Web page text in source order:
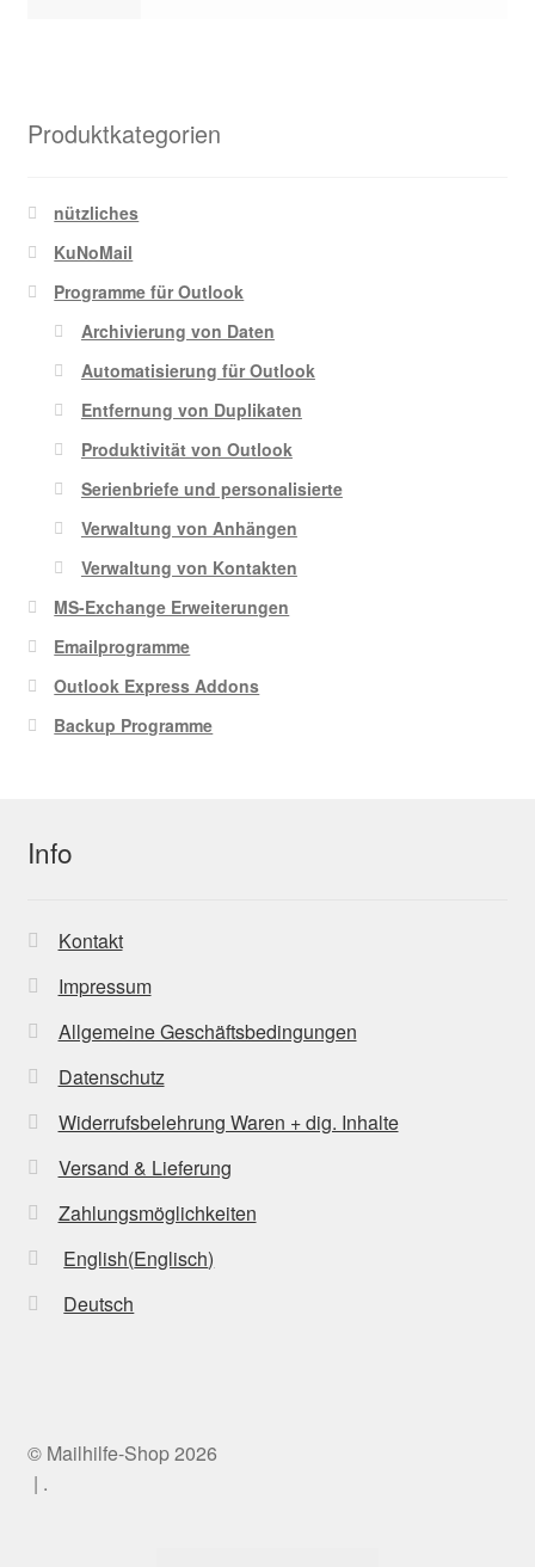
Produktkategorien
nützliches
KuNoMail
Programme für Outlook
Archivierung von Daten
Automatisierung für Outlook
Entfernung von Duplikaten
Produktivität von Outlook
Serienbriefe und personalisierte
Verwaltung von Anhängen
Verwaltung von Kontakten
MS-Exchange Erweiterungen
Emailprogramme
Outlook Express Addons
Backup Programme
Info
Kontakt
Impressum
Allgemeine Geschäftsbedingungen
Datenschutz
Widerrufsbelehrung Waren + dig. Inhalte
Versand & Lieferung
Zahlungsmöglichkeiten
English(Englisch)
Deutsch
© Mailhilfe-Shop 2026
.